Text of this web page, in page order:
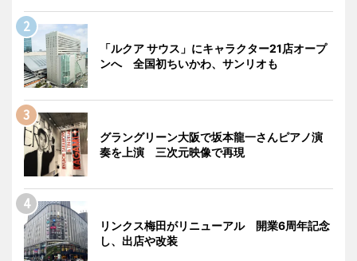
「ルクア サウス」にキャラクター21店オープ
ンへ 全国初ちいかわ、サンリオも
グラングリーン大阪で坂本龍一さんピアノ演
奏を上演 三次元映像で再現
リンクス梅田がリニューアル 開業6周年記念
し、出店や改装